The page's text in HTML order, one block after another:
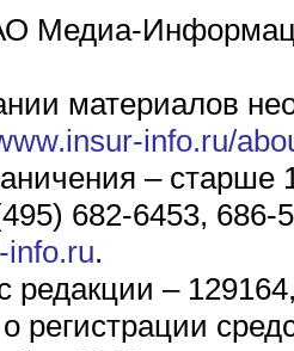
Медиа-
материалов
info.ru/
– старше
682-6453, 686-
info.ru.
редакции –
о регистрации